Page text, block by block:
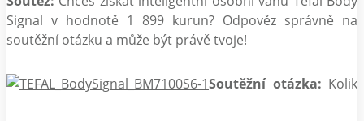
Signal v hodnotě 1 899 kurun? Odpověz správně na
soutěžní otázku a může být právě tvoje!
Soutěžní otázka: Kolik